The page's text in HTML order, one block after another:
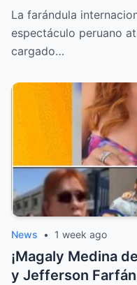
tras el sorpresivo
Palao
La farándula
espectáculo peruano
cargado…
News • 1 week ago
¡Magaly Medina
y Jefferson